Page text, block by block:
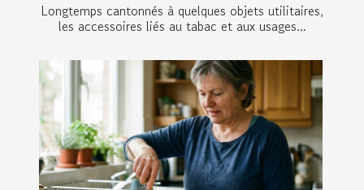
Longtemps cantonnés à quelques objets utilitaires,
les accessoires liés au tabac et aux usages...